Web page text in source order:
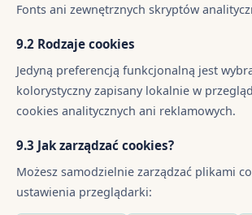
Fonts ani zewnętrznych skryptów
9.2 Rodzaje cookies
Jedyną preferencją funkcjonalną jest
kolorystyczny zapisany lokalnie w
cookies analitycznych ani reklamowych.
9.3 Jak zarządzać cookies?
Możesz samodzielnie zarządzać plikami
ustawienia przeglądarki: